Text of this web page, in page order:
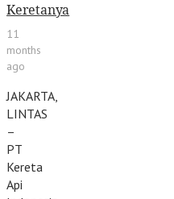
Keretanya
11
months
ago
JAKARTA,
LINTAS
–
PT
Kereta
Api